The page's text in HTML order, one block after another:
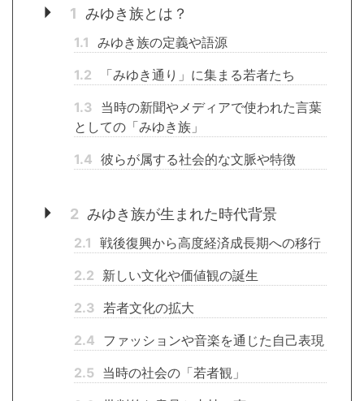
1 みゆき族とは？
1.1 みゆき族の定義や語源
1.2
「みゆき通り」に集まる若者たち
1.3 当時の新聞やメディアで使われた言葉
としての「みゆき族」
1.4 彼らが属する社会的な文脈や特徴
2 みゆき族が生まれた時代背景
2.1 戦後復興から高度経済成長期への移行
2.2 新しい文化や価値観の誕生
2.3 若者文化の拡大
2.4 ファッションや音楽を通じた自己表現
2.5 当時の社会の「若者観」